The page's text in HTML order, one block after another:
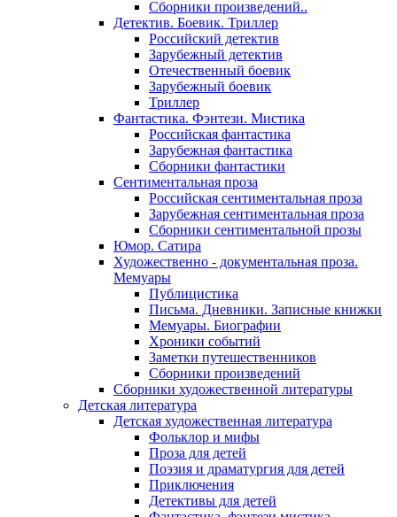
Сборники произведений..
Детектив. Боевик. Триллер
Российский детектив
Зарубежный детектив
Отечественный боевик
Зарубежный боевик
Триллер
Фантастика. Фэнтези. Мистика
Российская фантастика
Зарубежная фантастика
Сборники фантастики
Сентиментальная проза
Российская сентиментальная проза
Зарубежная сентиментальная проза
Сборники сентиментальной прозы
Юмор. Сатира
Художественно - документальная проза.
Мемуары
Публицистика
Письма. Дневники. Записные книжки
Мемуары. Биографии
Хроники событий
Заметки путешественников
Сборники произведений
Сборники художественной литературы
Детская литература
Детская художественная литература
Фольклор и мифы
Проза для детей
Поэзия и драматургия для детей
Приключения
Детективы для детей